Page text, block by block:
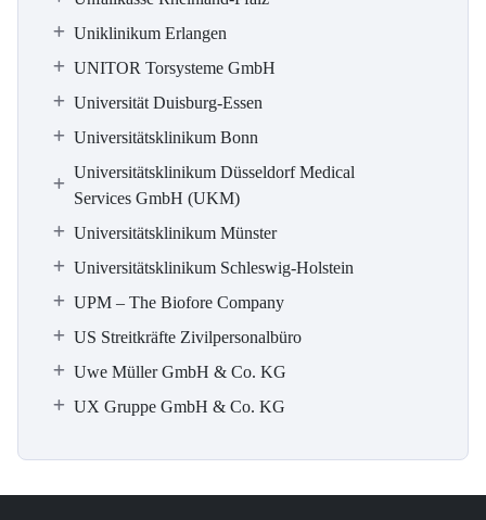
Uniklinikum Erlangen
UNITOR Torsysteme GmbH
Universität Duisburg-Essen
Universitätsklinikum Bonn
Universitätsklinikum Düsseldorf Medical
Services GmbH (UKM)
Universitätsklinikum Münster
Universitätsklinikum Schleswig-Holstein
UPM – The Biofore Company
US Streitkräfte Zivilpersonalbüro
Uwe Müller GmbH & Co. KG
UX Gruppe GmbH & Co. KG